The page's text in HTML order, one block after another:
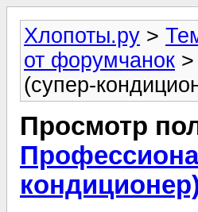
Хлопоты.ру >
от форумчанок
(супер-
Просмотр